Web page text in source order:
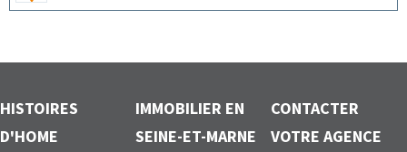
HISTOIRES
D'HOME
IMMOBILIER EN
SEINE-ET-MARNE
CONTACTER
VOTRE AGENCE